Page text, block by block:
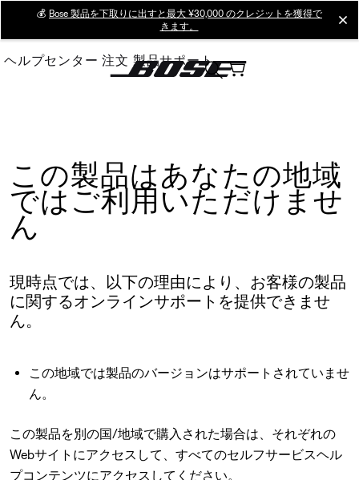
Main
💰 Bose 製品を下取りに出すと最大 ¥30,000 のクレジットを獲得で
きます。
ヘルプセンター 注文 製品サポート
この製品はあなたの地域
ではご利用いただけませ
ん
現時点では、以下の理由により、お客様の製品
に関するオンラインサポートを提供できませ
ん。
この地域では製品のバージョンはサポートされていませ
ん。
この製品を別の国/地域で購入された場合は、それぞれの
Webサイトにアクセスして、すべてのセルフサービスヘル
プコンテンツにアクセスしてください。